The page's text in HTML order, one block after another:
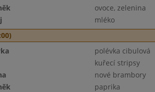
ovoce, zelenina
mléko
polévka cibulová
kuřecí stripsy
nové brambory
paprika